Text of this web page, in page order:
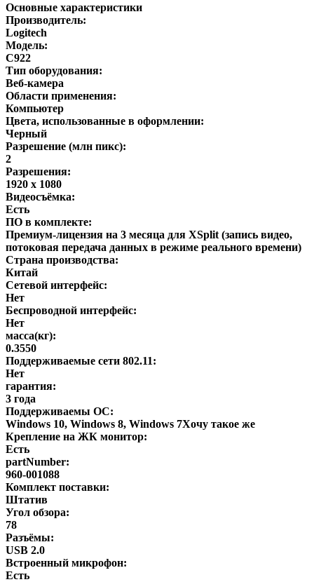
Основные характеристики
Производитель:
Logitech
Модель:
C922
Тип оборудования:
Веб-камера
Области применения:
Компьютер
Цвета, использованные в оформлении:
Черный
Разрешение (млн пикс):
2
Разрешения:
1920 x 1080
Видеосъёмка:
Есть
ПО в комплекте:
Премиум-лицензия на 3 месяца для XSplit (запись видео,
потоковая передача данных в режиме реального времени)
Страна производства:
Китай
Сетевой интерфейс:
Нет
Беспроводной интерфейс:
Нет
масса(кг):
0.3550
Поддерживаемые сети 802.11:
Нет
гарантия:
3 года
Поддерживаемы ОС:
Windows 10, Windows 8, Windows 7Хочу такое же
Крепление на ЖК монитор:
Есть
partNumber:
960-001088
Комплект поставки:
Штатив
Угол обзора:
78
Разъёмы:
USB 2.0
Встроенный микрофон:
Есть